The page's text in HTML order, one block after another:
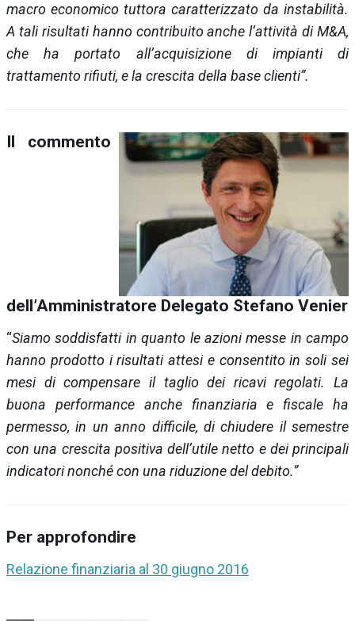
macro economico tuttora caratterizzato da instabilità.
A tali risultati hanno contribuito anche l’attività di M&A,
che ha portato all’acquisizione di impianti di
trattamento rifiuti, e la crescita della base clienti”.
Il commento
dell’Amministratore Delegato Stefano Venier
“Siamo soddisfatti in quanto le azioni messe in campo
hanno prodotto i risultati attesi e consentito in soli sei
mesi di compensare il taglio dei ricavi regolati. La
buona performance anche finanziaria e fiscale ha
permesso, in un anno difficile, di chiudere il semestre
con una crescita positiva dell’utile netto e dei principali
indicatori nonché con una riduzione del debito.”
Per approfondire
Relazione finanziaria al 30 giugno 2016